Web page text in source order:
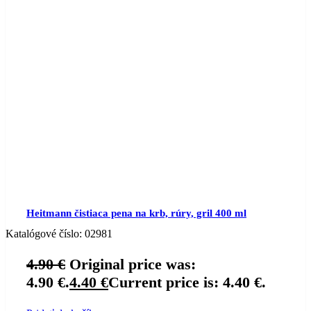
Heitmann čistiaca pena na krb, rúry, gril 400 ml
Katalógové číslo: 02981
4.90€ Original price was:
4.90 €.4.40 €Current price is: 4.40 €.